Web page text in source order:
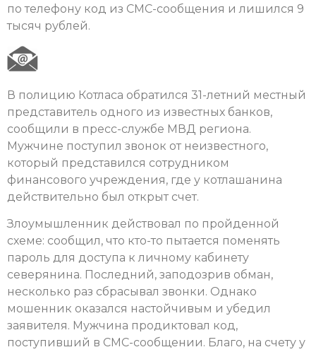
по телефону код из СМС-сообщения и лишился 9
тысяч рублей.
В полицию Котласа обратился 31-летний местный
представитель одного из известных банков,
сообщили в пресс-службе МВД региона.
Мужчине поступил звонок от неизвестного,
который представился сотрудником
финансового учреждения, где у котлашанина
действительно был открыт счет.
Злоумышленник действовал по пройденной
схеме: сообщил, что кто-то пытается поменять
пароль для доступа к личному кабинету
северянина. Последний, заподозрив обман,
несколько раз сбрасывал звонки. Однако
мошенник оказался настойчивым и убедил
заявителя. Мужчина продиктовал код,
поступивший в СМС-сообщении. Благо, на счету у